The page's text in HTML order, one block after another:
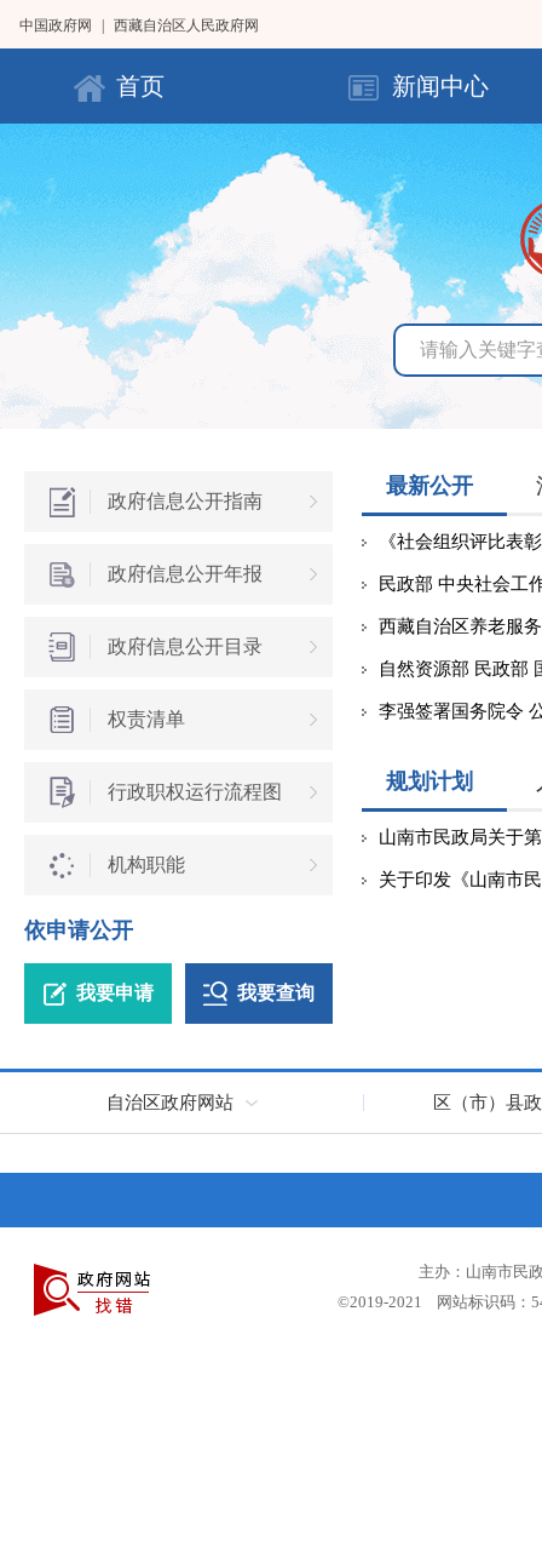
中国政府网 西藏自治区人民政府网
首页 新闻中心
政府信息公开指南
政府信息公开年报
政府信息公开目录
权责清单
行政职权运行流程图
机构职能
依申请公开
我要申请 我要查询
最新公开
《社会组织评比表
民政部 中央社会工
西藏自治区养老服
自然资源部 民政部
李强签署国务院令
规划计划
山南市民政局关于
关于印发《山南市
自治区政府网站 区（市）县
主办：山南市民
©2019-2021 网站标识码：